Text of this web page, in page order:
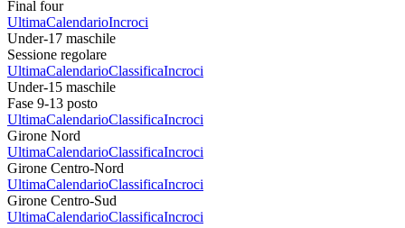
Final four
UltimaCalendarioIncroci
Under-17 maschile
Sessione regolare
UltimaCalendarioClassificaIncroci
Under-15 maschile
Fase 9-13 posto
UltimaCalendarioClassificaIncroci
Girone Nord
UltimaCalendarioClassificaIncroci
Girone Centro-Nord
UltimaCalendarioClassificaIncroci
Girone Centro-Sud
UltimaCalendarioClassificaIncroci